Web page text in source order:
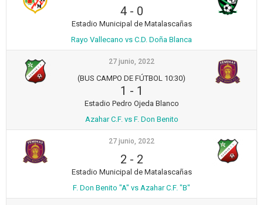
4- 0
Estadio Municipal de Matalascañas
Rayo Vallecano vs C.D. Doña Blanca
27 junio, 2022
(BUS CAMPO DE FÚTBOL 10:30)
1 - 1
Estadio Pedro Ojeda Blanco
Azahar C.F. vs F. Don Benito
27 junio, 2022
2 - 2
Estadio Municipal de Matalascañas
F. Don Benito "A" vs Azahar C.F. "B"